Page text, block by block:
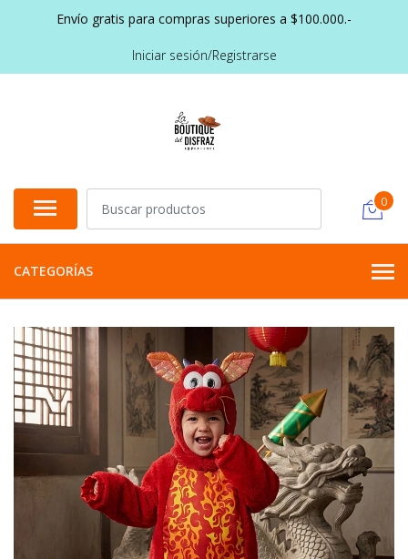
Envío gratis para compras superiores a $100.000.-
Iniciar sesión/Registrarse
0
CATEGORÍAS